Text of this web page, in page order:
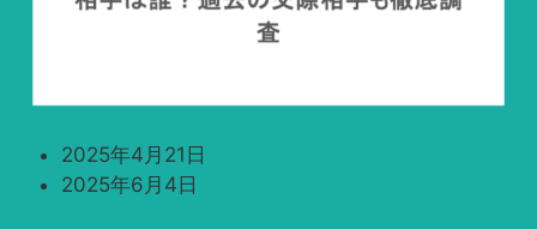
2025年4月21日
2025年6月4日